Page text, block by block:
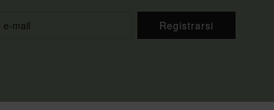
Registrarsi